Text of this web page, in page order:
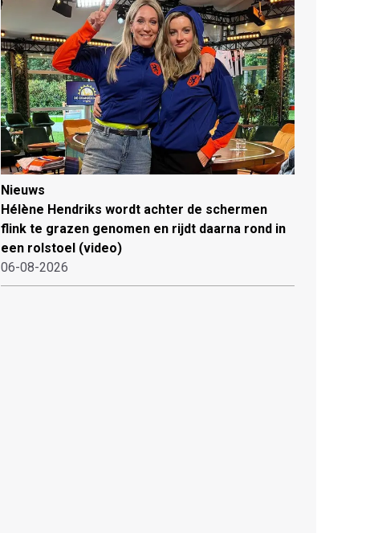
Nieuws
Hélène Hendriks wordt achter de schermen
flink te grazen genomen en rijdt daarna rond in
een rolstoel (video)
06-08-2026